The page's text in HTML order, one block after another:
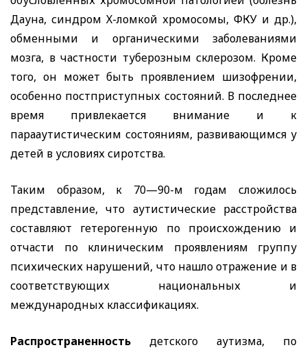
Дауна, синдром Х-ломкой хромосомы, ФКУ и др.),
обменными и органическими заболеваниями
мозга, в частности туберозным склерозом. Кроме
того, он может быть проявлением шизофрении,
особенно постприступных состояний. В последнее
время привлекается внимание и к
парааутистическим состояниям, развивающимся у
детей в условиях сиротства.
Таким образом, к 70—90-м годам сложилось
представление, что аутистические расстройства
составляют гетерогенную по происхождению и
отчасти по клиническим проявлениям группу
психических нарушений, что нашло отражение и в
соответствующих национальных и
международных классификациях.
Распространенность детского аутизма, по